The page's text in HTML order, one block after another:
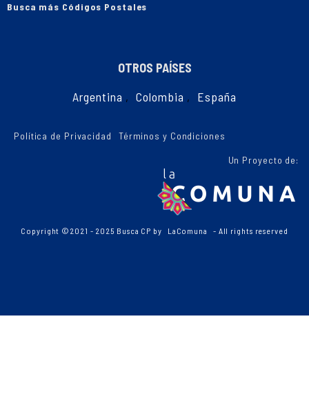
Busca más Códigos Postales
OTROS PAÍSES
Argentina , Colombia , España
Política de Privacidad Términos y Condiciones
Un Proyecto de:
Copyright ©2021 - 2025 Busca CP by LaComuna - All rights reserved